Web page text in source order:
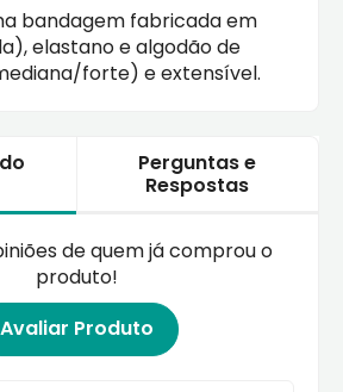
bandagem fabricada em
elastano e algodão de
forte) e extensível.
Perguntas e
Respostas
de quem já comprou o
produto!
Avaliar Produto